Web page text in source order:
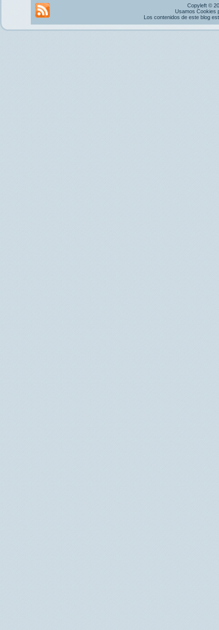
Copyleft ©
Usamos Cookies
Los contenidos de este blog